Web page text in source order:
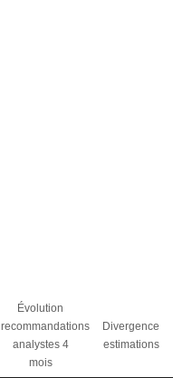
Évolution
recommandations
analystes 4
mois
Divergence
estimations